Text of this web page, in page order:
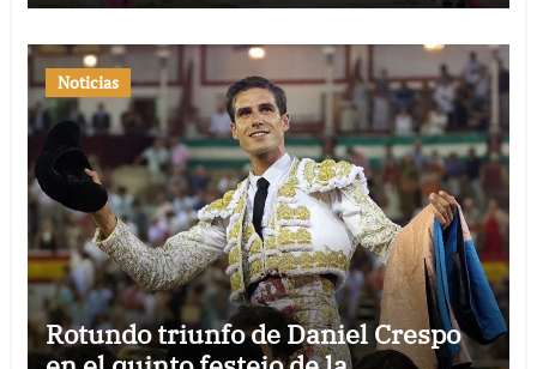
Noticias
Rotundo triunfo de Daniel Crespo